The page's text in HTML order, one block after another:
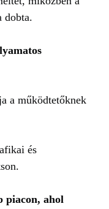
dobta.
a működtetőknek
és
piacon, ahol